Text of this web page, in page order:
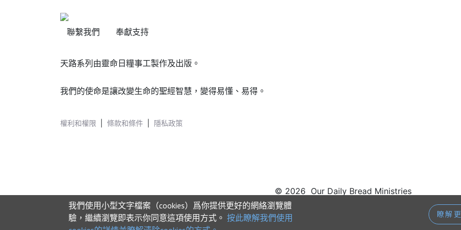
聯繫我們 奉獻支持
天路系列由靈命日糧事工製作及出版。
我們的使命是讓改變生命的聖經智慧，變得易懂、易得。
權利和權限 條款和條件 隱私政策
© 2026 Our Daily Bread Ministries
我們使用小型文字檔案（cookies）爲你提供更好的網絡瀏覽體
驗，繼續瀏覽即表示你同意這項使用方式。 按此瞭解我們使用
瞭解